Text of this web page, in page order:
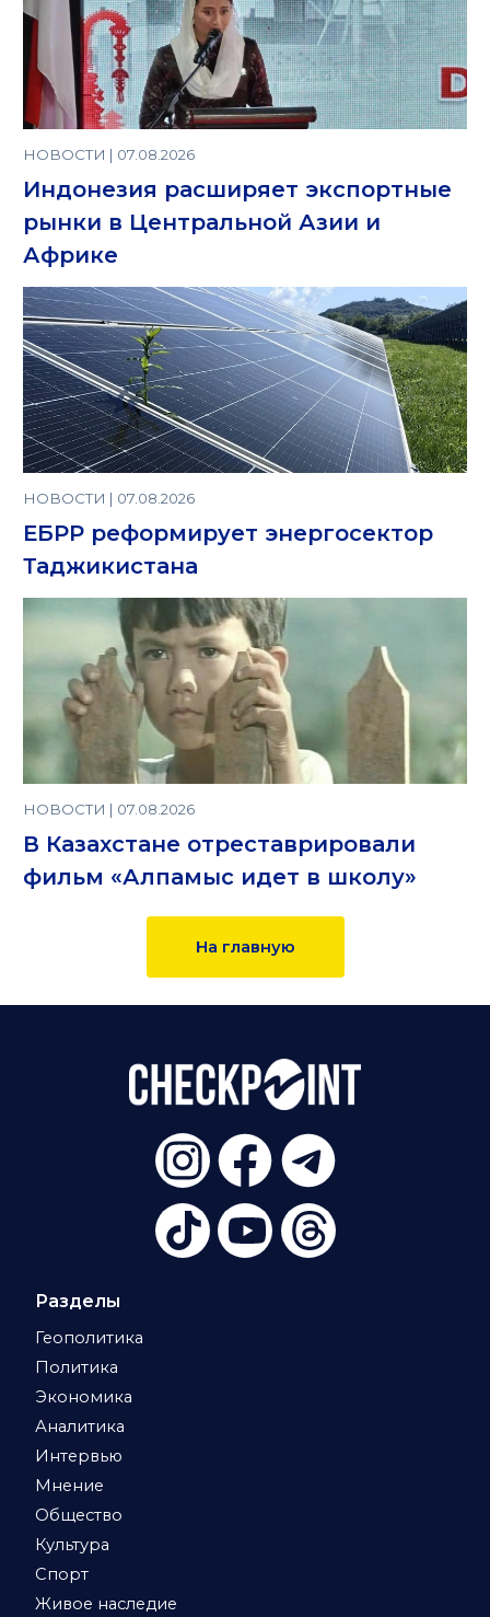
НОВОСТИ | 07.08.2026
Индонезия расширяет экспортные
рынки в Центральной Азии и
Африке
НОВОСТИ | 07.08.2026
ЕБРР реформирует энергосектор
Таджикистана
НОВОСТИ | 07.08.2026
В Казахстане отреставрировали
фильм «Алпамыс идет в школу»
На главную
Разделы
Геополитика
Политика
Экономика
Аналитика
Интервью
Мнение
Общество
Культура
Спорт
Живое наследие